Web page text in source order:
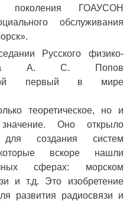
ГОАУСОН
обслуживания
Русского физико-
А. С. Попов
первый в мире
теоретическое, но и
значение. Оно открыло
создания систем
вскоре нашли
сферах: морском
и т.д. Это изобретение
развития радиосвязи и